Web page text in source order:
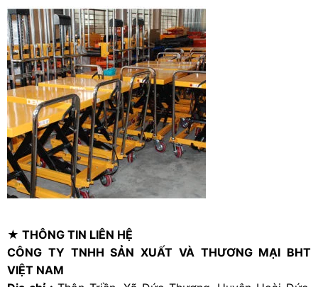
★ THÔNG TIN LIÊN HỆ
CÔNG TY TNHH SẢN XUẤT VÀ THƯƠNG MẠI BHT
VIỆT NAM